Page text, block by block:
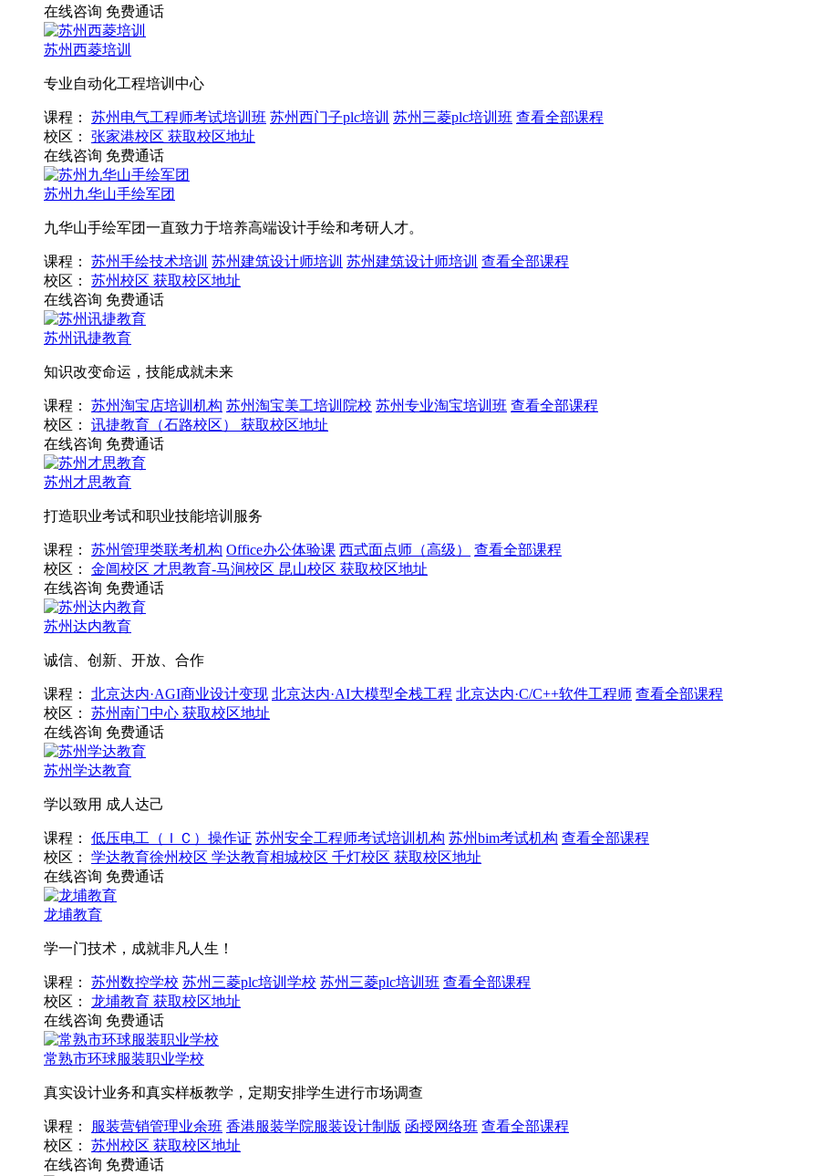
在线咨询 免费通话
苏州西菱培训
专业自动化工程培训中心
课程： 苏州电气工程师考试培训班 苏州西门子plc培训 苏州三菱plc培训班 查看全部课程
校区：
张家港校区 获取校区地址
在线咨询 免费通话
苏州九华山手绘军团
九华山手绘军团一直致力于培养高端设计手绘和考研人才。
课程： 苏州手绘技术培训 苏州建筑设计师培训 苏州建筑设计师培训 查看全部课程
校区：
苏州校区 获取校区地址
在线咨询 免费通话
苏州讯捷教育
知识改变命运，技能成就未来
课程： 苏州淘宝店培训机构 苏州淘宝美工培训院校 苏州专业淘宝培训班 查看全部课程
校区：
讯捷教育（石路校区）
获取校区地址
在线咨询 免费通话
苏州才思教育
打造职业考试和职业技能培训服务
课程： 苏州管理类联考机构 Office办公体验课 西式面点师（高级）
查看全部课程
校区：
金阊校区 才思教育-马涧校区 昆山校区 获取校区地址
在线咨询 免费通话
苏州达内教育
诚信、创新、开放、合作
课程： 北京达内·AGI商业设计变现 北京达内·AI大模型全栈工程 北京达内·C/C++软件工程师 查看全部课程
校区：
苏州南门中心 获取校区地址
在线咨询 免费通话
苏州学达教育
学以致用 成人达己
课程： 低压电工（ＩＣ）操作证 苏州安全工程师考试培训机构 苏州bim考试机构 查看全部课程
校区：
学达教育徐州校区 学达教育相城校区 千灯校区 获取校区地址
在线咨询 免费通话
龙埔教育
学一门技术，成就非凡人生！
课程： 苏州数控学校 苏州三菱plc培训学校 苏州三菱plc培训班 查看全部课程
校区：
龙埔教育 获取校区地址
在线咨询 免费通话
常熟市环球服装职业学校
真实设计业务和真实样板教学，定期安排学生进行市场调查
课程： 服装营销管理业余班 香港服装学院服装设计制版 函授网络班 查看全部课程
校区：
苏州校区 获取校区地址
在线咨询 免费通话